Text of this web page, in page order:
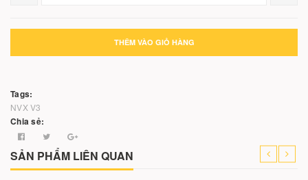
THÊM VÀO GIỎ HÀNG
Tags:
NVX V3
Chia sẻ:
SẢN PHẨM LIÊN QUAN